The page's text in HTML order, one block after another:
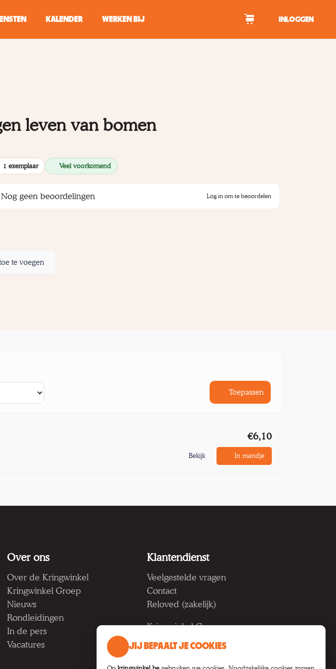
KALENDER WERKEN BIJ INLOGGEN
leven van bomen
1 exemplaar Veel voorkomend
Nog geen beoordelingen Log in om te beoordelen
te voegen
Toepassen
€6,10
Bekijk In mandje
Over ons
Over de Kringwinkel
Kringwinkel Groep
Nieuws
Rondleidingen
In de pers
Vacatures
Klantendienst
Veelgestelde vragen
Contact
Reloved (zakelijk)
Kringwinkel Groep vzw
Koning Albertlaan 124, 9000
JIJ BEPAALT JE COOKIES